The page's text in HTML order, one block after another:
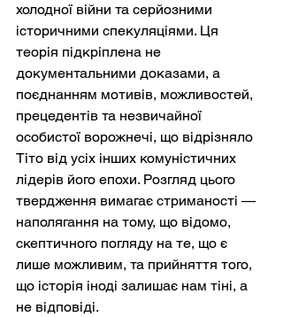
холодної війни та серйозними
історичними спекуляціями. Ця
теорія підкріплена не
документальними доказами, а
поєднанням мотивів, можливостей,
прецедентів та незвичайної
особистої ворожнечі, що відрізняло
Тіто від усіх інших комуністичних
лідерів його епохи. Розгляд цього
твердження вимагає стриманості —
наполягання на тому, що відомо,
скептичного погляду на те, що є
лише можливим, та прийняття того,
що історія іноді залишає нам тіні, а
не відповіді.